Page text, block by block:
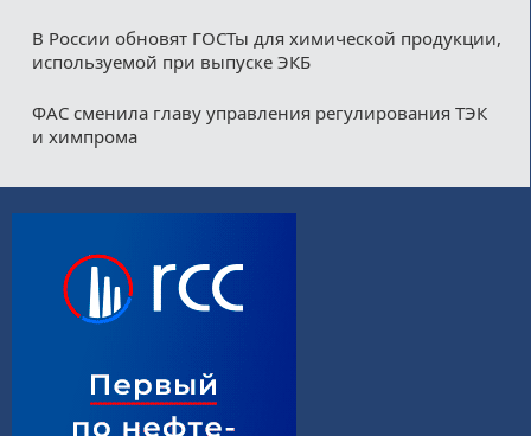
В России обновят ГОСТы для химической продукции,
используемой при выпуске ЭКБ
ФАС сменила главу управления регулирования ТЭК
и химпрома